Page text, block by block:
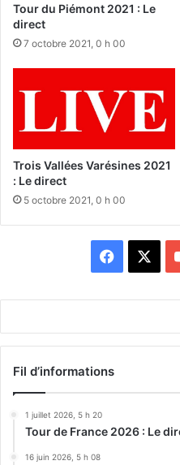
Tour du Piémont 2021 : Le
direct
7 octobre 2021, 0 h 00
Trois Vallées Varésines 2021
: Le direct
5 octobre 2021, 0 h 00
Fil d’informations
1 juillet 2026, 5 h 20
Tour de France 2026 : Le
16 juin 2026, 5 h 08